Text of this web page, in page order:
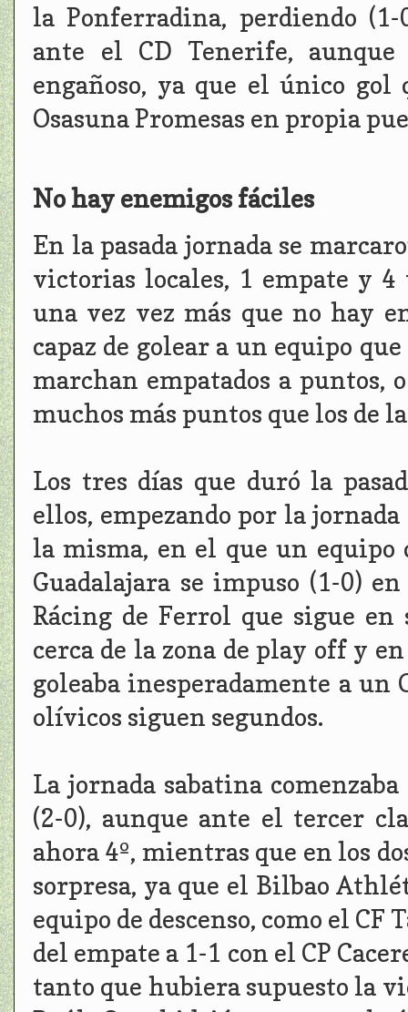
la Ponferradina, perdiendo
ante el CD Tenerife,
engañoso, ya que el único
Osasuna Promesas en propia
No hay enemigos fáciles
En la pasada jornada se
victorias locales, 1 empate y
una vez vez más que no hay
capaz de golear a un equipo
marchan empatados a puntos,
muchos más puntos que los de
Los tres días que duró la
ellos, empezando por la
la misma, en el que un equipo
Guadalajara se impuso (1-0)
Rácing de Ferrol que sigue en
cerca de la zona de play off y
goleaba inesperadamente a un
olívicos siguen segundos.
La jornada sabatina
(2-0), aunque ante el tercer
ahora 4º, mientras que en los
sorpresa, ya que el Bilbao
equipo de descenso, como el
del empate a 1-1 con el CP
tanto que hubiera supuesto la